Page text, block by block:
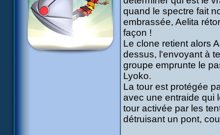
quand le spectre fait
embrassée, Aelita
façon !
Le clone retient alors
dessus, l'envoyant à
groupe emprunte le
Lyoko.
La tour est protégée
avec une entraide qui
tour activée par les
détruisant un pont,